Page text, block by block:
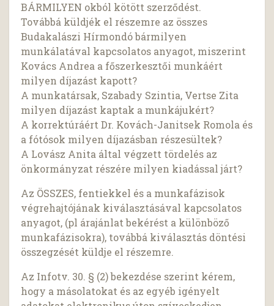
BÁRMILYEN okból kötött szerződést.
Továbbá küldjék el részemre az összes
Budakalászi Hírmondó bármilyen
munkálatával kapcsolatos anyagot, miszerint
Kovács Andrea a főszerkesztői munkáért
milyen díjazást kapott?
A munkatársak, Szabady Szintia, Vertse Zita
milyen díjazást kaptak a munkájukért?
A korrektúráért Dr. Kovách-Janitsek Romola és
a fótósok milyen díjazásban részesültek?
A Lovász Anita által végzett tördelés az
önkormányzat részére milyen kiadással járt?
Az ÖSSZES, fentiekkel és a munkafázisok
végrehajtójának kiválasztásával kapcsolatos
anyagot, (pl árajánlat bekérést a különböző
munkafázisokra), továbbá kiválasztás döntési
összegzését küldje el részemre.
Az Infotv. 30. § (2) bekezdése szerint kérem,
hogy a másolatokat és az egyéb igényelt